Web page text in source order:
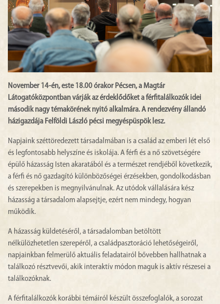
November 14-én, este 18.00 órakor Pécsen, a Magtár
Látogatóközpontban várják az érdeklődőket a férfitalálkozók idei
második nagy témakörének nyitó alkalmára. A rendezvény állandó
házigazdája Felföldi László pécsi megyéspüspök lesz.
Napjaink széttöredezett társadalmában is a család az emberi lét első
és legfontosabb helyszíne és iskolája. A férfi és a nő szövetségére
épülő házasság Isten akaratából és a természet rendjéből következik,
a férfi és nő gazdagító különbözőségei érzésekben, gondolkodásban
és szerepekben is megnyilvánulnak. Az utódok vállalására kész
házasság a társadalom alapsejtje, ezért nem mindegy, hogyan
működik.
A házasság küldetéséről, a társadalomban betöltött
nélkülözhetetlen szerepéről, a családpasztoráció lehetőségeiről,
napjainkban felmerülő aktuális feladatairól bővebben hallhatnak a
találkozó résztvevői, akik interaktív módon maguk is aktív részesei a
találkozóknak.
A férfitalálkozók korábbi témáiról készült összefoglalók, a sorozat